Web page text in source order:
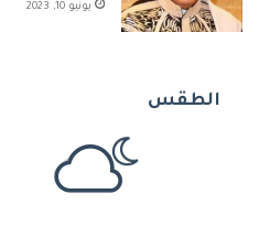
يونيو 10, 2023
الطقس